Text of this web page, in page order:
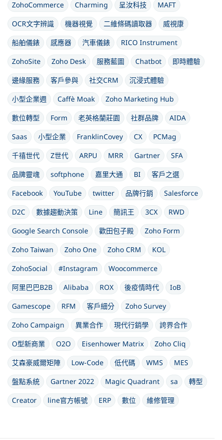
ZohoCommerce
Charming 呈汝科技
MAFT
OCR文字辨識
機器視覺 二維條碼讀取器
威視康
船舶儀錶
感應器 汽車儀錶
RICO Instrument
ZohoSite
Zoho Desk 服務藍圖 Chatbot
即時體驗
邊緣服務
客戶參與 社交CRM
沉浸式體驗
小型企業週
Caffè Moak
Zoho Marketing Hub
數位轉型
Form 老英格蘭莊園 社群品牌
AIDA
Saas
小型企業 FranklinCovey CX
PCMag
千禧世代
Z世代 ARPU MRR Gartner
SFA
品牌靈魂
softphone 嘉里大通 BI
客戶之選
Facebook
YouTube twitter 品牌行銷
Salesforce
D2C
數據趨動決策 Line 簡訊王 3CX
RWD
Google Search Console
歡田包子殿
Zoho Form
Zoho Taiwan
Zoho One Zoho CRM
KOL
ZohoSocial
#Instagram
Woocommerce
阿里巴巴B2B
Alibaba ROX 後疫情時代
IoB
Gamescope
RFM 客戶細分
Zoho Survey
Zoho Campaign
異業合作 現代行銷學
誇界合作
O型新商業
O2O Eisenhower Matrix
Zoho Cliq
艾森豪威爾矩陣
Low-Code 低代碼 WMS
MES
盤點系統
Gartner 2022 Magic Quadrant sa
轉型
Creator
line官方帳號 ERP 數位 維修管理